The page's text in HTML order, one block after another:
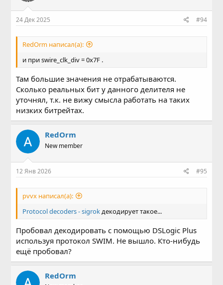
24 Дек 2025 #94
RedOrm написал(а):
и при swire_clk_div = 0x7F .
Там большие значения не отрабатываются.
Сколько реальных бит у данного делителя не
уточнял, т.к. не вижу смысла работать на таких
низких битрейтах.
RedOrm
New member
12 Янв 2026 #95
pvvx написал(а):
Protocol decoders - sigrokдекодирует такое...
Пробовал декодировать с помощью DSLogic Plus
используя протокол SWIM. Не вышло. Кто-нибудь
ещё пробовал?
RedOrm